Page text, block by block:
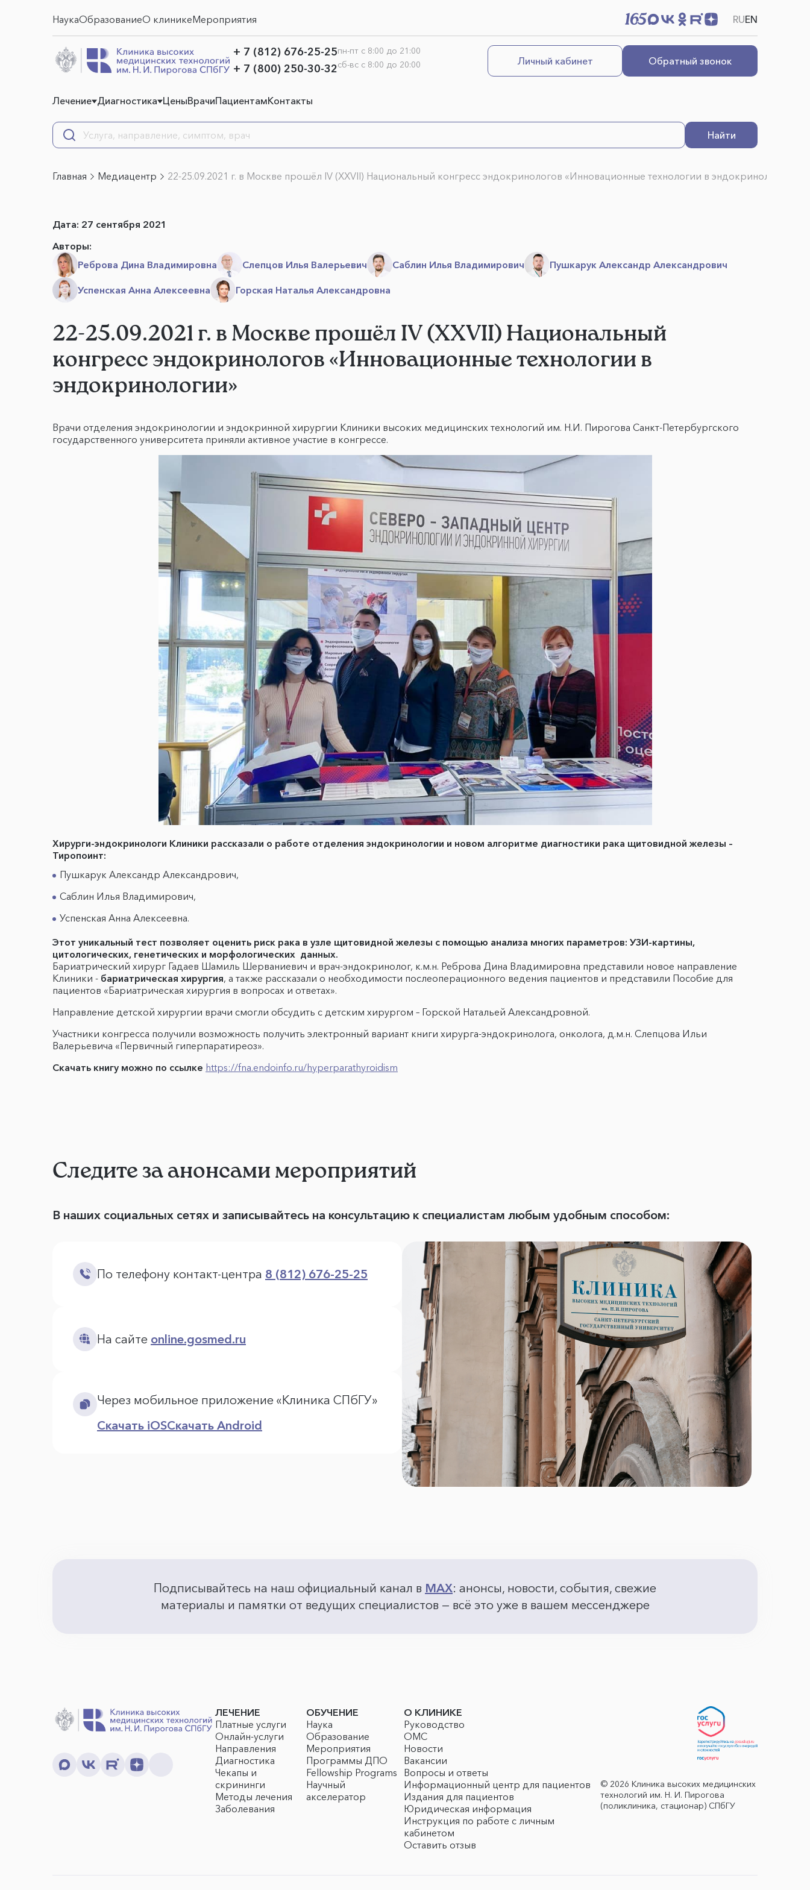
НаукаОбразованиеО клиникеМероприятия RUEN
+ 7 (812) 676-25-25
+ 7 (800) 250-30-32
пн-пт с 8:00 до 21:00
сб-вс с 8:00 до 20:00
Обратный звонок
Личный кабинет
Лечение Диагностика ЦеныВрачиПациентамКонтакты
Найти
Главная Медиацентр 22-25.09.2021 г. в Москве прошёл IV (XXVII) Национальный конгресс эндокринологов «Инновационные технологии в эндокринологии»
Дата: 27 сентября 2021
Авторы:
Реброва Дина Владимировна
Слепцов Илья Валерьевич Саблин Илья Владимирович Пушкарук Александр Александрович
Успенская Анна Алексеевна Горская Наталья Александровна
22-25.09.2021 г. в Москве прошёл IV (XXVII) Национальный
конгресс эндокринологов «Инновационные технологии в
эндокринологии»
Врачи отделения эндокринологии и эндокринной хирургии Клиники высоких медицинских технологий им. Н.И. Пирогова Санкт-Петербургского
государственного университета приняли активное участие в конгрессе.
Хирурги-эндокринологи Клиники рассказали о работе отделения эндокринологии и новом алгоритме диагностики рака щитовидной железы –
Тиропоинт:
Пушкарук Александр Александрович,
Саблин Илья Владимирович,
Успенская Анна Алексеевна.
Этот уникальный тест позволяет оценить риск рака в узле щитовидной железы с помощью анализа многих параметров: УЗИ-картины,
цитологических, генетических и морфологических данных.
Бариатрический хирург Гадаев Шамиль Шерваниевич и врач-эндокринолог, к.м.н. Реброва Дина Владимировна представили новое направление
Клиники - бариатрическая хирургия, а также рассказали о необходимости послеоперационного ведения пациентов и представили Пособие для
пациентов «Бариатрическая хирургия в вопросах и ответах».
Направление детской хирургии врачи смогли обсудить с детским хирургом – Горской Натальей Александровной.
Участники конгресса получили возможность получить электронный вариант книги хирурга-эндокринолога, онколога, д.м.н. Слепцова Ильи
Валерьевича «Первичный гиперпаратиреоз».
Скачать книгу можно по ссылке https://fna.endoinfo.ru/hyperparathyroidism
Следите за анонсами мероприятий
В наших социальных сетях и записывайтесь на консультацию к специалистам любым удобным способом:
По телефону контакт-центра 8 (812) 676-25-25
На сайте online.gosmed.ru
Через мобильное приложение «Клиника СПбГУ»
Скачать iOSСкачать Android
Подписывайтесь на наш официальный канал в MAX: анонсы, новости, события, свежие
материалы и памятки от ведущих специалистов — всё это уже в вашем мессенджере
ЛЕЧЕНИЕ
Платные услуги
Онлайн-услуги
Направления
Диагностика
Чекапы и
скрининги
Методы лечения
Заболевания
ОБУЧЕНИЕ
Наука
Образование
Мероприятия
Программы ДПО
Fellowship Programs
Научный
акселератор
О КЛИНИКЕ
Руководство
ОМС
Новости
Вакансии
Вопросы и ответы
Информационный центр для пациентов
Издания для пациентов
Юридическая информация
Инструкция по работе с личным
кабинетом
Оставить отзыв
© 2026 Клиника высоких медицинских
технологий им. Н. И. Пирогова
(поликлиника, стационар) СПбГУ